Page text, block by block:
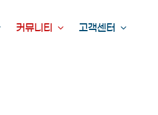
커뮤니티 고객센터